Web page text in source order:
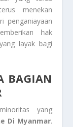
menekan
penganiayaan
hak
layak bagi
BAGIAN
yang
Di Myanmar.